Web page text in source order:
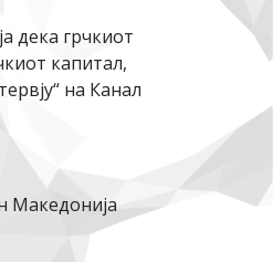
дека грчкиот
капитал,
на Канал
Македонија